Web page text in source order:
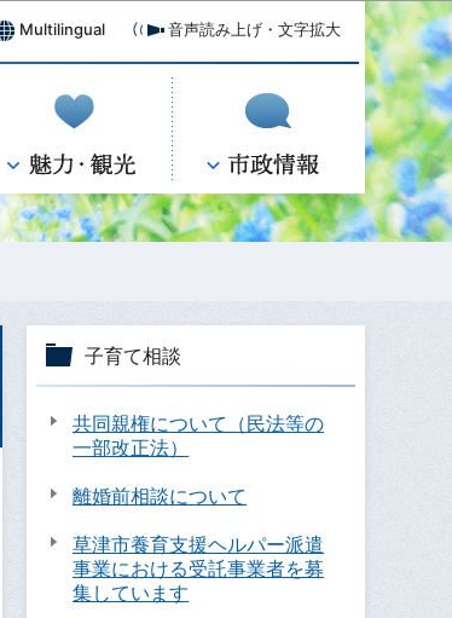
Multilingual 音声読み上げ・文字拡大
子育て相談
共同親権について（民法等の
一部改正法）
離婚前相談について
草津市養育支援ヘルパー派遣
事業における受託事業者を募
集しています